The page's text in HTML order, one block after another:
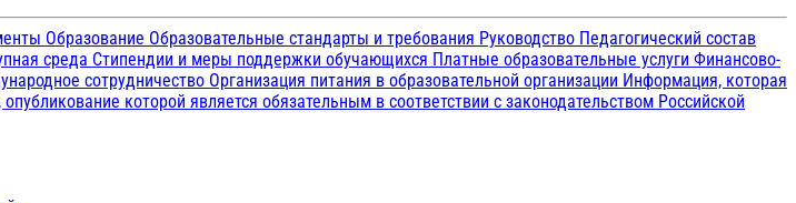
Образование Образовательные стандарты и требования Руководство Педагогический состав
среда Стипендии и меры поддержки обучающихся Платные образовательные услуги Финансово-
сотрудничество Организация питания в образовательной организации Информация, которая
которой является обязательным в соответствии с законодательством Российской